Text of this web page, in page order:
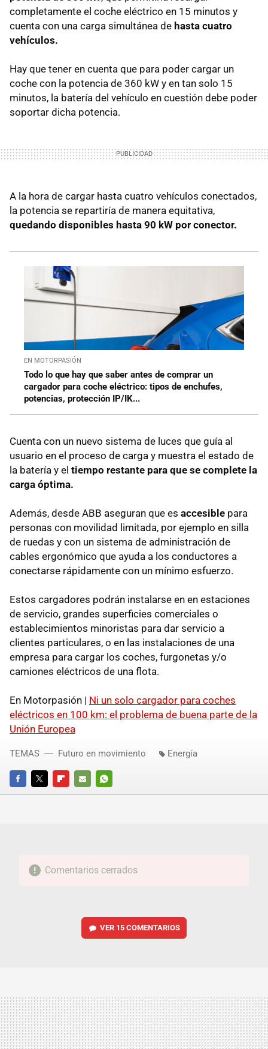
completamente el coche eléctrico en 15 minutos y
cuenta con una carga simultánea de hasta cuatro
vehículos.
Hay que tener en cuenta que para poder cargar un
coche con la potencia de 360 kW y en tan solo 15
minutos, la batería del vehículo en cuestión debe poder
soportar dicha potencia.
A la hora de cargar hasta cuatro vehículos conectados,
la potencia se repartiría de manera equitativa,
quedando disponibles hasta 90 kW por conector.
EN MOTORPASIÓN
Todo lo que hay que saber antes de comprar un
cargador para coche eléctrico: tipos de enchufes,
potencias, protección IP/IK...
Cuenta con un nuevo sistema de luces que guía al
usuario en el proceso de carga y muestra el estado de
la batería y el tiempo restante para que se complete la
carga óptima.
Además, desde ABB aseguran que es accesible para
personas con movilidad limitada, por ejemplo en silla
de ruedas y con un sistema de administración de
cables ergonómico que ayuda a los conductores a
conectarse rápidamente con un mínimo esfuerzo.
Estos cargadores podrán instalarse en en estaciones
de servicio, grandes superficies comerciales o
establecimientos minoristas para dar servicio a
clientes particulares, o en las instalaciones de una
empresa para cargar los coches, furgonetas y/o
camiones eléctricos de una flota.
En Motorpasión | Ni un solo cargador para coches
eléctricos en 100 km: el problema de buena parte de la
Unión Europea
FACEBOOKTWITTERFLIPBOARD
E-
WHATSAPP
TEMAS Futuro en movimiento Energía
Comentarios cerrados
VER 15 COMENTARIOS